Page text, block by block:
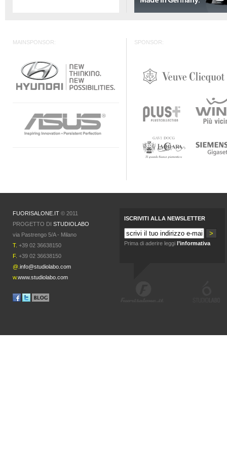
MAINSPONSOR: SPONSOR:
FUORISALONE.IT © 2011
PROGETTO DI STUDIOLABO
via Pastrengo 5/A - Milano
T. +39 02 36638150
F. +39 02 36638150
@. info@studiolabo.com
w.www.studiolabo.com
ISCRIVITI ALLA NEWSLETTER
Prima di aderire leggi l’informativa